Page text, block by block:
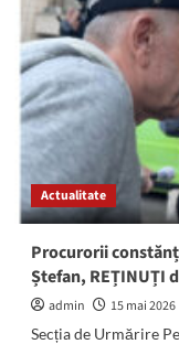
Judecătoriei
Mangalia
Actualitate
Procurorii
Ștefan, REȚINUȚI
admin
15 mai 2026
Secția de Urmărire